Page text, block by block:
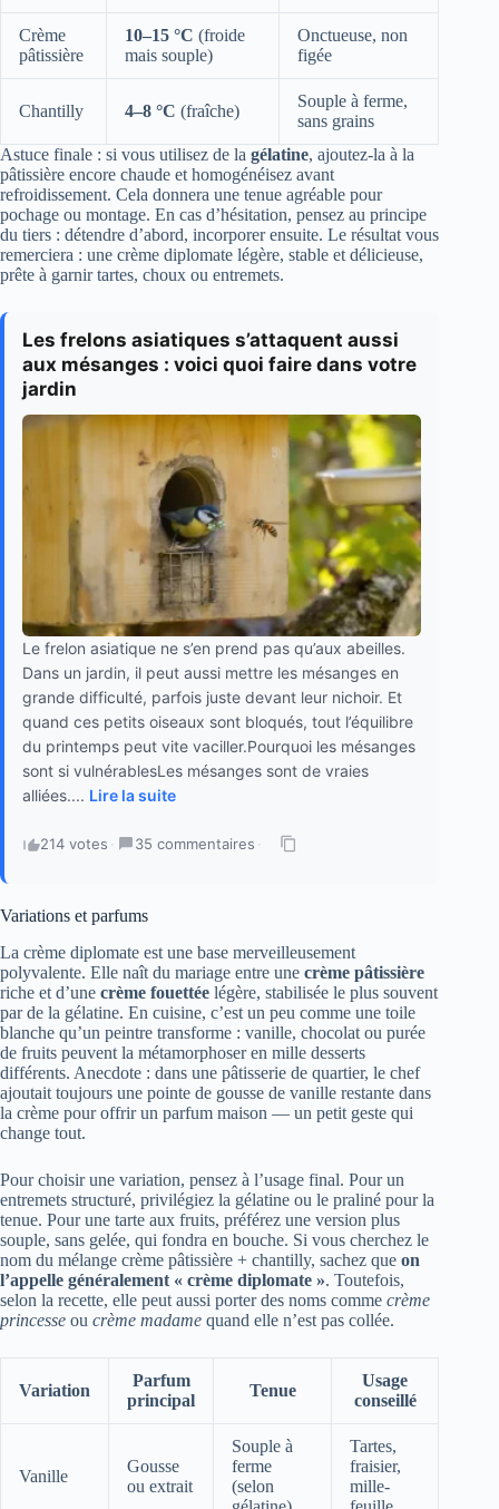
Crème
pâtissière
10–15 °C (froide
mais souple)
Onctueuse, non
figée
Chantilly 4–8 °C (fraîche)
Souple à ferme,
sans grains
Astuce finale : si vous utilisez de la gélatine, ajoutez-la à la
pâtissière encore chaude et homogénéisez avant
refroidissement. Cela donnera une tenue agréable pour
pochage ou montage. En cas d’hésitation, pensez au principe
du tiers : détendre d’abord, incorporer ensuite. Le résultat vous
remerciera : une crème diplomate légère, stable et délicieuse,
prête à garnir tartes, choux ou entremets.
Les frelons asiatiques s’attaquent aussi
aux mésanges : voici quoi faire dans votre
jardin
Le frelon asiatique ne s’en prend pas qu’aux abeilles.
Dans un jardin, il peut aussi mettre les mésanges en
grande difficulté, parfois juste devant leur nichoir. Et
quand ces petits oiseaux sont bloqués, tout l’équilibre
du printemps peut vite vaciller.Pourquoi les mésanges
sont si vulnérablesLes mésanges sont de vraies
alliées.... Lire la suite
214 votes · 35 commentaires ·
Variations et parfums
La crème diplomate est une base merveilleusement
polyvalente. Elle naît du mariage entre une crème pâtissière
riche et d’une crème fouettée légère, stabilisée le plus souvent
par de la gélatine. En cuisine, c’est un peu comme une toile
blanche qu’un peintre transforme : vanille, chocolat ou purée
de fruits peuvent la métamorphoser en mille desserts
différents. Anecdote : dans une pâtisserie de quartier, le chef
ajoutait toujours une pointe de gousse de vanille restante dans
la crème pour offrir un parfum maison — un petit geste qui
change tout.
Pour choisir une variation, pensez à l’usage final. Pour un
entremets structuré, privilégiez la gélatine ou le praliné pour la
tenue. Pour une tarte aux fruits, préférez une version plus
souple, sans gelée, qui fondra en bouche. Si vous cherchez le
nom du mélange crème pâtissière + chantilly, sachez que on
l’appelle généralement « crème diplomate ». Toutefois,
selon la recette, elle peut aussi porter des noms comme crème
princesse ou crème madame quand elle n’est pas collée.
Variation
Parfum
principal
Tenue
Usage
conseillé
Vanille
Gousse
ou extrait
Souple à
ferme
(selon
Tartes,
fraisier,
mille-